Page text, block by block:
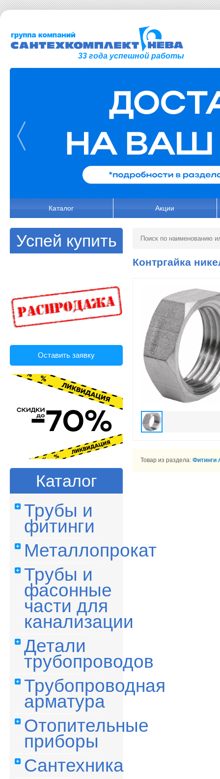
33 года успешной работы
Каталог Акции
Успей купить
Оставить заявку
Каталог
Трубы и
фитинги
Металлопрокат
Трубы и
фасонные
части для
канализации
Детали
трубопроводов
Трубопроводная
арматура
Отопительные
приборы
Сантехника
Контргайка
Товар из раздела: Фитинги